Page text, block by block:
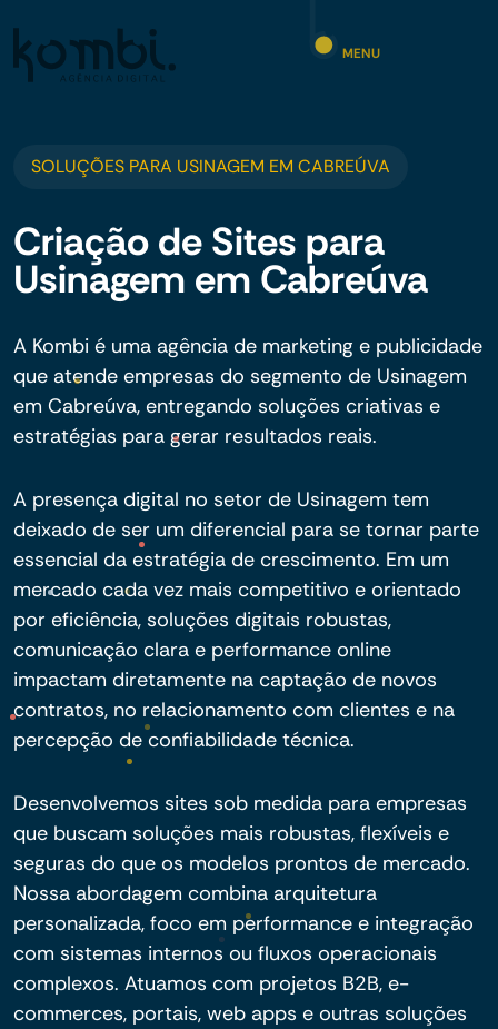
MENU
SOLUÇÕES PARA USINAGEM EM CABREÚVA
Criação de Sites para
Usinagem em Cabreúva
A Kombi é uma agência de marketing e publicidade
que atende empresas do segmento de Usinagem
em Cabreúva, entregando soluções criativas e
estratégias para gerar resultados reais.
A presença digital no setor de Usinagem tem
deixado de ser um diferencial para se tornar parte
essencial da estratégia de crescimento. Em um
mercado cada vez mais competitivo e orientado
por eficiência, soluções digitais robustas,
comunicação clara e performance online
impactam diretamente na captação de novos
contratos, no relacionamento com clientes e na
percepção de confiabilidade técnica.
Desenvolvemos sites sob medida para empresas
que buscam soluções mais robustas, flexíveis e
seguras do que os modelos prontos de mercado.
Nossa abordagem combina arquitetura
personalizada, foco em performance e integração
com sistemas internos ou fluxos operacionais
complexos. Atuamos com projetos B2B, e-
commerces, portais, web apps e outras soluções